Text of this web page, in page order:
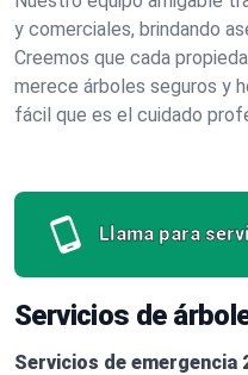
y comerciales, brindando
Creemos que cada
merece árboles seguros y
fácil que es el cuidado
Llama para
Servicios de
Servicios de emergencia